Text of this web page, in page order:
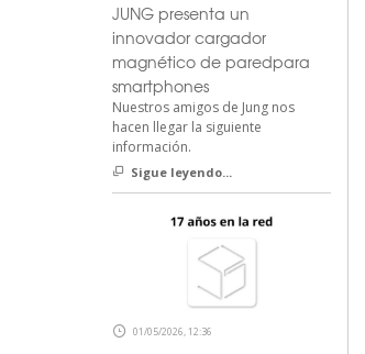
JUNG presenta un
innovador cargador
magnético de paredpara
smartphones
Nuestros amigos de Jung nos
hacen llegar la siguiente
información.
Sigue leyendo...
01/05/2026, 12:36